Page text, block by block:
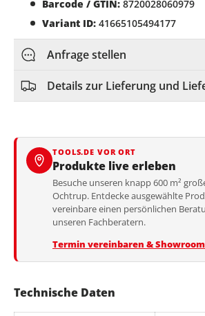
Barcode / GTIN: 8720028060979
Variant ID: 41665105494177
Anfrage stellen
Details zur Lieferung und
TOOLS.DE VOR ORT
Produkte live erleben
Besuche unseren knapp 600 m²
Ochtrup. Entdecke ausgewählte
vereinbare einen persönlichen
unseren Fachberatern.
Termin vereinbaren &
Technische Daten